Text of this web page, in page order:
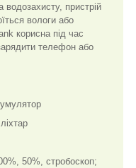
водозахисту, пристрій
вологи або
корисна під час
телефон або
50%, стробоскоп;